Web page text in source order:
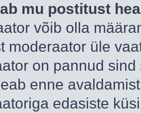
mu postitust
võib olla
moderaator üle
on pannud
enne
edasiste